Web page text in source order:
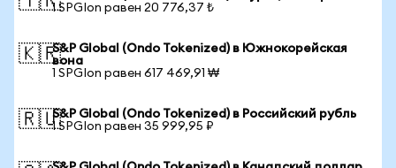
1 SPGIon равен 20 776,37 ₺
🇰🇷S&P Global (Ondo Tokenized) в Южнокорейская
вона
1 SPGIon равен 617 469,91 ₩
🇷🇺S&P Global (Ondo Tokenized) в Российский рубль
1 SPGIon равен 35 999,95 ₽